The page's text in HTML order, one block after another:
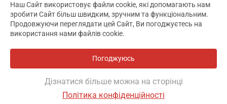
ТОВ «АПТЕКА 911.ЮА» Код ЄДРПОУ 43631965.
Відмова від відповідальності
© 2014-2026. Медична інформаційна система АПТЕКА911.ЮА
Наш Сайт використовує файли cookie, які допомагають нам
зробити Сайт більш швидким, зручним та функціональним.
Продовжуючи переглядати цей Сайт, Ви погоджуєтесь на
використання нами файлів cookie.
Погоджуюсь
Дізнатися більше можна на сторінці
Політика конфіденційності
✕